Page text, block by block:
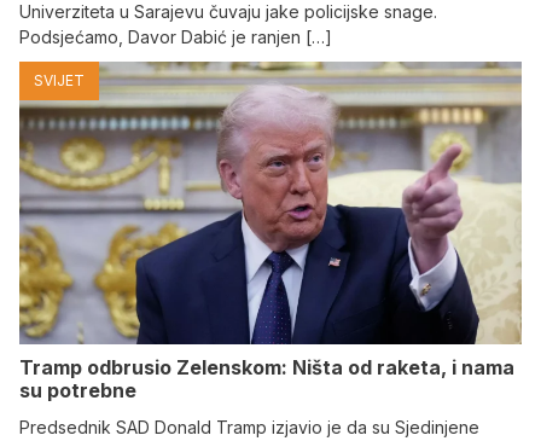
Univerziteta u Sarajevu čuvaju jake policijske snage.
Podsjećamo, Davor Dabić je ranjen […]
SVIJET
Tramp odbrusio Zelenskom: Ništa od raketa, i nama
su potrebne
Predsednik SAD Donald Tramp izjavio je da su Sjedinjene